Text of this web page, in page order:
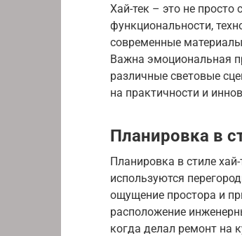
Хай-тек – это не
функциональности,
современные
Важна эмоциональная
различные световые
на практичности и
Планировка в
Планировка в стиле
используются
ощущение простора и
расположение
когда делал ремонт на